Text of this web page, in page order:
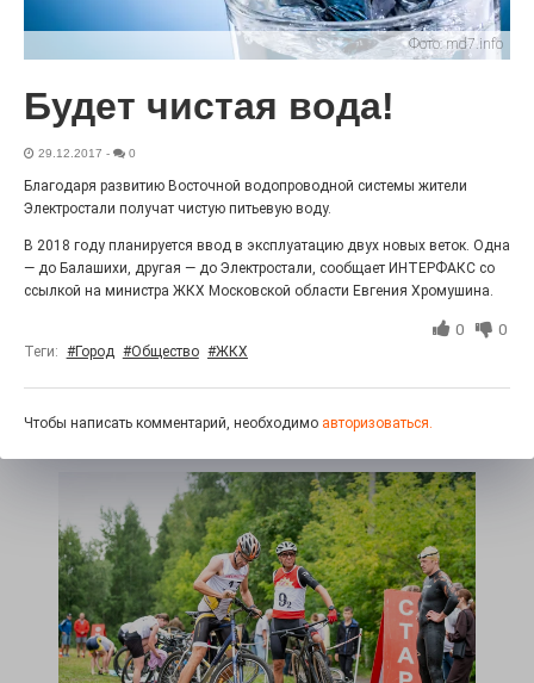
«С ними дядька Черномор»
меняет облик.
Фото:md7.info
Будет чистая вода!
29.12.2017 - 0
Благодаря развитию Восточной водопроводной системы жители
Электростали получат чистую питьевую воду.
В 2018 году планируется ввод в эксплуатацию двух новых веток. Одна
— до Балашихи, другая — до Электростали, сообщает ИНТЕРФАКС со
ссылкой на министра ЖКХ Московской области Евгения Хромушина.
0 0
Теги: #Город #Общество #ЖКХ
Чтобы написать комментарий, необходимо авторизоваться.